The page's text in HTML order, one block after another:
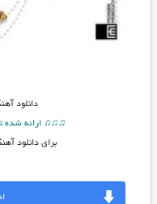
دانلود
♫♫♫ ارائه شده
برای دانلود